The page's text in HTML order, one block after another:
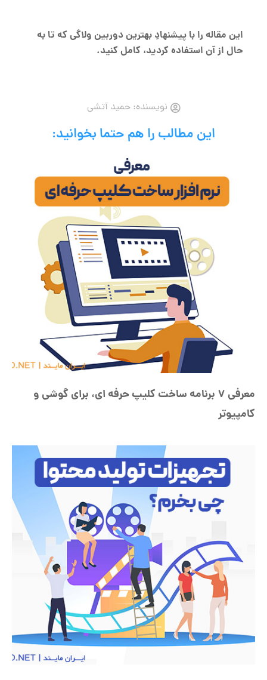
این مقاله را با پیشنهادِ بهترین دوربین ولاگی که تا به
حال از آن استفاده کردید، کامل کنید.
نویسنده:حمید آتشی
این مطالب را هم حتما بخوانید:
معرفی 7 برنامه ساخت کلیپ حرفه ای، برای گوشی و
کامپیوتر